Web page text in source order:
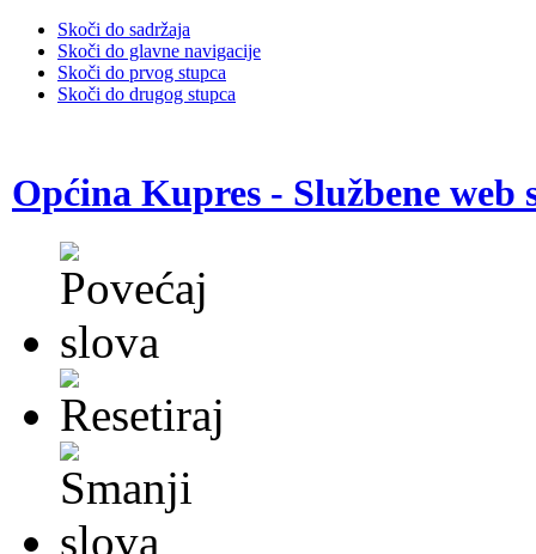
Skoči do sadržaja
Skoči do glavne navigacije
Skoči do prvog stupca
Skoči do drugog stupca
Općina Kupres - Službene web